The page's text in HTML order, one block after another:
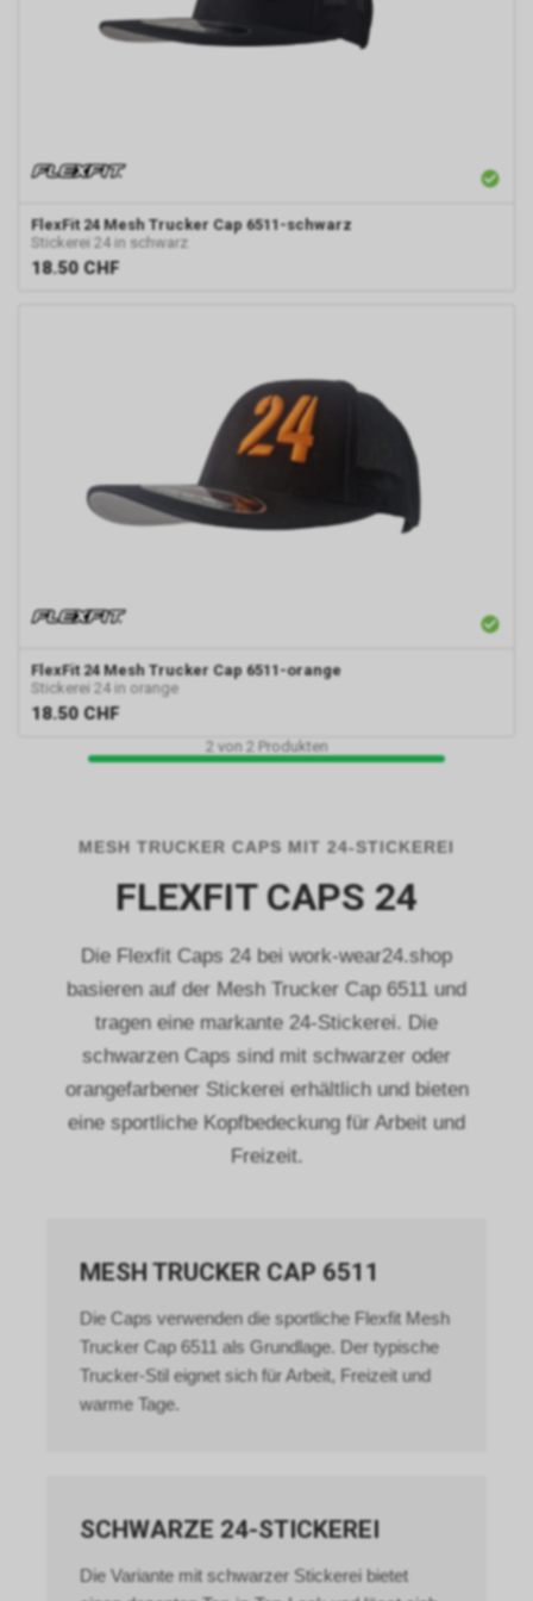
FlexFit 24 Mesh Trucker Cap 6511-schwarz
Stickerei 24 in schwarz
18.50 CHF
FlexFit 24 Mesh Trucker Cap 6511-orange
Stickerei 24 in orange
18.50 CHF
2 von 2 Produkten
MESH TRUCKER CAPS MIT 24-STICKEREI
FLEXFIT CAPS 24
Die Flexfit Caps 24 bei work-wear24.shop
basieren auf der Mesh Trucker Cap 6511 und
tragen eine markante 24-Stickerei. Die
schwarzen Caps sind mit schwarzer oder
orangefarbener Stickerei erhältlich und bieten
eine sportliche Kopfbedeckung für Arbeit und
Freizeit.
MESH TRUCKER CAP 6511
Die Caps verwenden die sportliche Flexfit Mesh
Trucker Cap 6511 als Grundlage. Der typische
Trucker-Stil eignet sich für Arbeit, Freizeit und
warme Tage.
SCHWARZE 24-STICKEREI
Die Variante mit schwarzer Stickerei bietet